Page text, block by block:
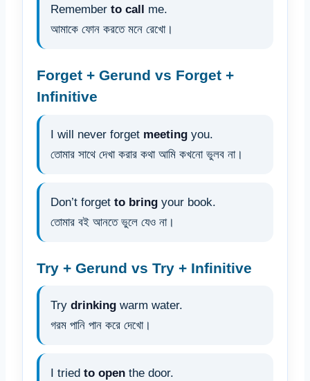
Remember to call
me.
আমাকে ফোন করতে মনে রেখো।
Forget + Gerund vs Forget +
Infinitive
I will never forget meeting you.
তোমার সাথে দেখা করার কথা আমি কখনো ভুলব না।
Don’t forget to bring your book.
তোমার বই আনতে ভুলে যেও না।
Try + Gerund vs Try + Infinitive
Try drinking warm water.
গরম পানি পান করে দেখো।
I tried to open the door.